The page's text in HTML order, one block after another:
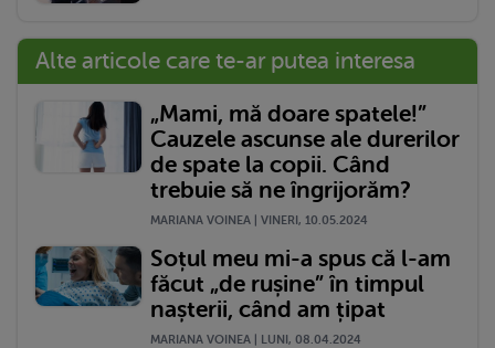
Alte articole care te-ar putea interesa
„Mami, mă doare spatele!”
Cauzele ascunse ale durerilor
de spate la copii. Când
trebuie să ne îngrijorăm?
MARIANA VOINEA | VINERI, 10.05.2024
Soțul meu mi-a spus că l-am
făcut „de rușine” în timpul
nașterii, când am țipat
MARIANA VOINEA | LUNI, 08.04.2024